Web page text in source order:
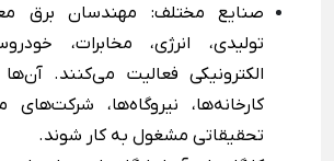
صنایع مختلف: مهندسان برق
تولیدی، انرژی، مخابرات،
الکترونیکی فعالیت می‌کنند.
کارخانه‌ها، نیروگاه‌ها، شرکت‌های
تحقیقاتی مشغول به کار شوند.